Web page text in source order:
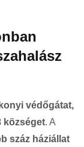
védőgátat,
községet. A
száz háziállat